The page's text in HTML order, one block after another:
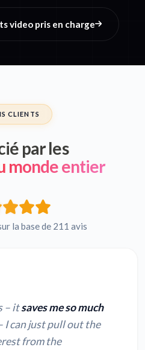
video pris en charge
CLIENTS
par les
monde entier
la base de 211 avis
– itsaves me so much
can just pull out the
from the